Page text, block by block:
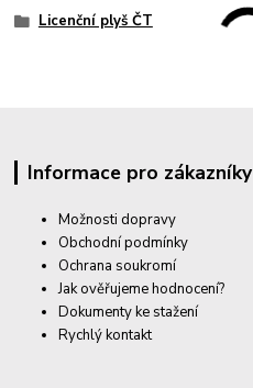
Licenční plyš ČT
Informace pro zákazníky
Možnosti dopravy
Obchodní podmínky
Ochrana soukromí
Jak ověřujeme hodnocení?
Dokumenty ke stažení
Rychlý kontakt